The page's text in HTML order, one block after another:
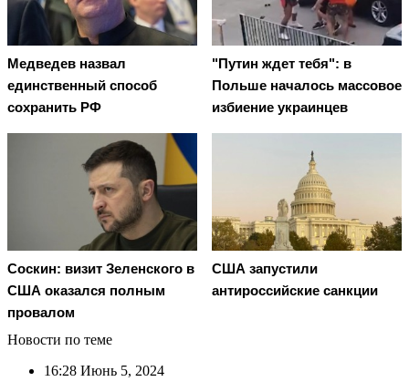
Медведев назвал
единственный способ
сохранить РФ
"Путин ждет тебя": в
Польше началось массовое
избиение украинцев
Соскин: визит Зеленского в
США оказался полным
провалом
США запустили
антироссийские санкции
Новости по теме
16:28 Июнь 5, 2024